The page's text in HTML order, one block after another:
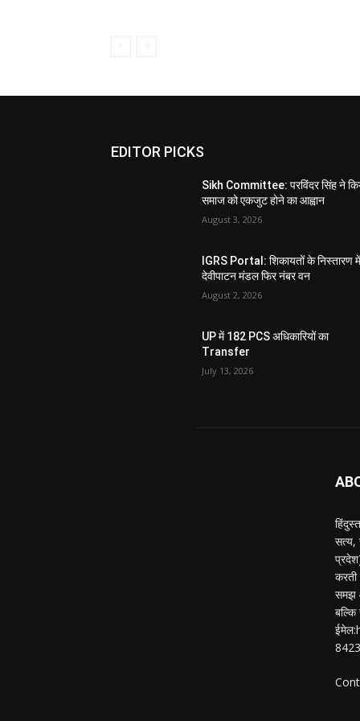
EDITOR PICKS
Sikh Committee: परविंदर सिंह ने
समाज को एकजुट होने का आह्वान
August 3, 2026
IGRS Portal: शिकायतों के निस्तारण
देवीपाटन मंडल फिर नंबर वन
August 2, 2026
UP में 182 PCS अधिकारियों का
Transfer
July 13, 2026
सत्य,
करती
समझ
बल्कि